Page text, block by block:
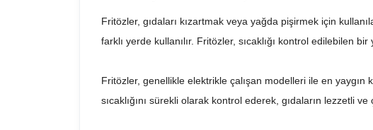
Fritözler, gıdaları kızartmak veya yağda pişirmek için
farklı yerde kullanılır. Fritözler, sıcaklığı kontrol edilebilen bir
Fritözler, genellikle elektrikle çalışan modelleri ile en yaygın
sıcaklığını sürekli olarak kontrol ederek, gıdaların lezzetli